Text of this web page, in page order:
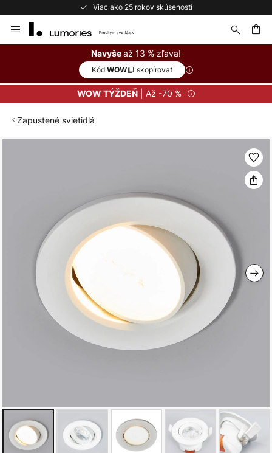
Viac ako 25 rokov skúseností
to
Navyšeaž 13 % zľava!
Kód:WOW skopírovať
WOW TÝŽDEŇ| Až -70 %
Zapustené svietidlá